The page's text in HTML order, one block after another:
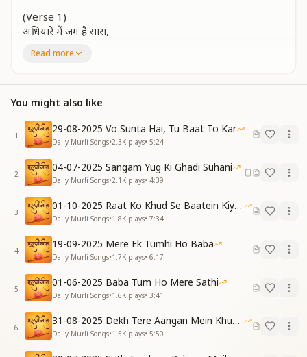
(Verse 1)
अंधियारे में जग है सारा,
हर मन में है बेचैनी,
The whole world lies in deep darkness,
Seeking a shore, yet finding none.
Every heart is restless within,
Carrying strange tales of sorrow.
(Pre-Chorus)
संगम पर हैं बाबा आए,
ग्यान का सागर भी बरसाए।
बस अपने स्वधर्म को जानो,
'मैं आत्मा हूँ', ये मानो।
At the confluence, Baba has come,
Showering the ocean of knowledge.
Simply awaken to your true dharma,
Realize and accept: "I am a soul."
(Chorus)
जब आत्मा शांत हो जाएगी,
खोई शक्ति को पाएगी ।
हर दिल से दुआ निकलेगी,
तब ही जग में शांति होगी।
Read more
You might also like
1
29-08-2025 Vo Sunta Hai, Tu Baat To Kar
Daily Murli Songs•2.3K plays• 5:24
2
04-07-2025 Sangam Yug Ki Ghadi Suhani
Daily Murli Songs•2.1K plays• 4:39
3
01-10-2025 Raat Ko Khud Se Baatein Kiya Kijiye
Daily Murli Songs•1.8K plays• 7:34
4
19-09-2025 Mere Ek Tumhi Ho Baba
Daily Murli Songs•1.7K plays• 6:17
5
01-06-2025 Baba Tum Ho Mere Sathi
Daily Murli Songs•1.6K plays• 3:41
6
31-08-2025 Dekh Tere Aangan Mein Khud Bhagwan
Daily Murli Songs•1.5K plays• 5:50